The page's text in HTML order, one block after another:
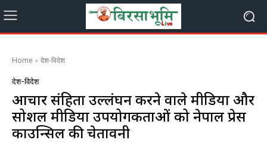
Home देश-विदेश
देश-विदेश
आचार संहिता उल्लंघन करने वाले मीडिया और
सोशल मीडिया उपयोगकर्ताओं को नेपाल प्रेस
काउन्सिल की चेतावनी